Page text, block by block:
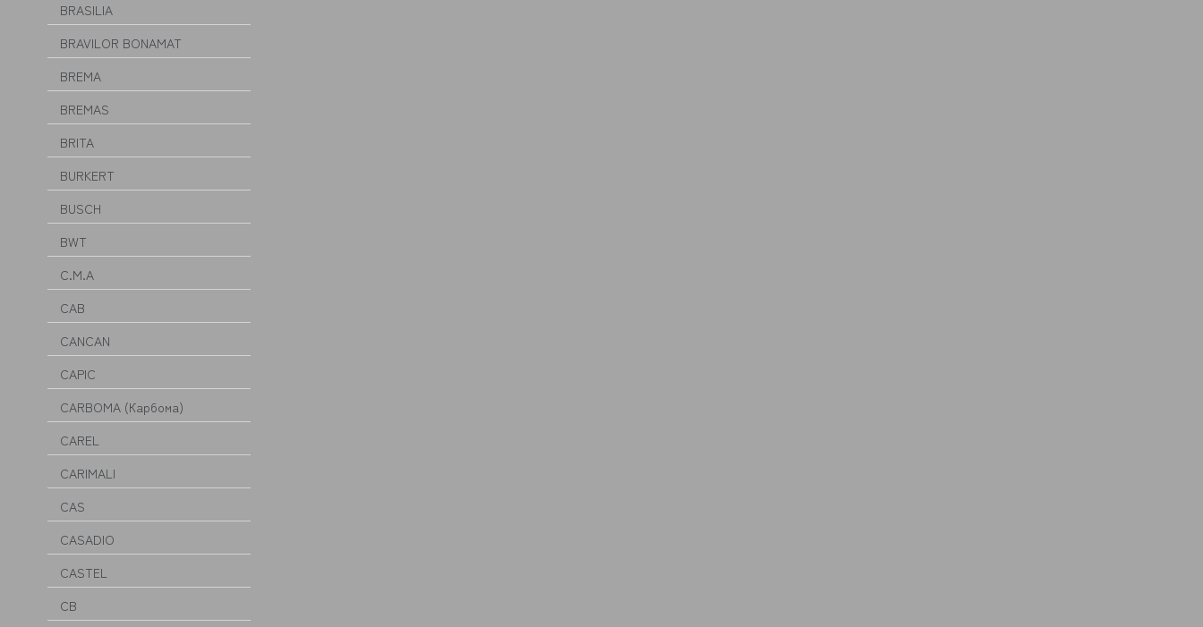
BRASILIA
BRAVILOR BONAMAT
BREMA
BREMAS
BRITA
BURKERT
BUSCH
BWT
C.M.A
CAB
CANCAN
CAPIC
CARBOMA (Карбома)
CAREL
CARIMALI
CAS
CASADIO
CASTEL
CB